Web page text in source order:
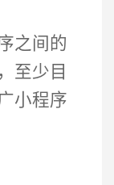
之间的
至少目
小程序